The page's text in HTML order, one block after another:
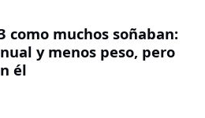
como muchos soñaban:
y menos peso, pero
él